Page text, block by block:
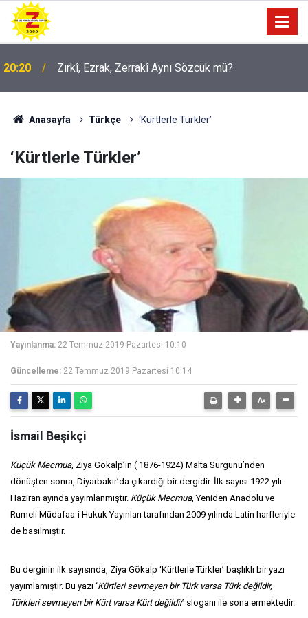
09:56 Ji Zilma Partîzanan Nimûneyeka Piçûk
Anasayfa Türkçe ‘Kürtlerle Türkler’
‘Kürtlerle Türkler’
Yayınlanma: 22 Temmuz 2019 Pazartesi 10:10
Güncelleme: 22 Temmuz 2019 Pazartesi 10:14
İsmail Beşikçi
Küçük Mecmua, Ziya Gökalp’in ( 1876-1924) Malta Sürgünü’nden
dönüşten sonra, Diyarbakır’da çıkardığı bir dergidir. İlk sayısı 1922 yılı
Haziran ayında yayımlanmıştır. Küçük Mecmua, Yeniden Anadolu ve
Rumeli Müdafaa-i Hukuk Yayınları tarafından 2009 yılında Latin harfleriyle
de basılmıştır.
Bu derginin ilk sayısında, Ziya Gökalp ‘Kürtlerle Türkler’ başlıklı bir yazı
yayımlamıştır. Bu yazı ‘Kürtleri sevmeyen bir Türk varsa Türk değildir,
Türkleri sevmeyen bir Kürt varsa Kürt değildir’ sloganı ile sona ermektedir.